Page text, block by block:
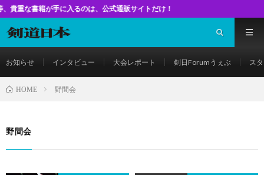
手に入るのは、公式通販サイトだけ！
お知らせ インタビュー 大会レポート 剣日Forumうぇぶ ス
HOME 野間会
野間会